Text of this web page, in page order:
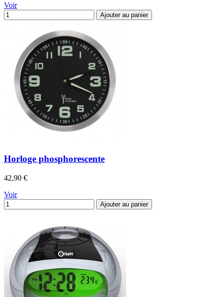
Voir
Ajouter au panier
Horloge phosphorescente
42,90 €Prix
Voir
Ajouter au panier